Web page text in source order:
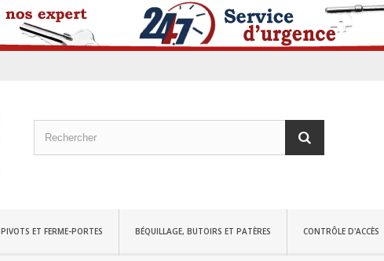
PIVOTS ET FERME-PORTES BÉQUILLAGE, BUTOIRS ET PATÈRES CONTRÔLE D'ACCÈS